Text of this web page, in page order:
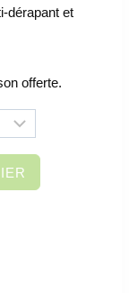
dérapant et
offerte.